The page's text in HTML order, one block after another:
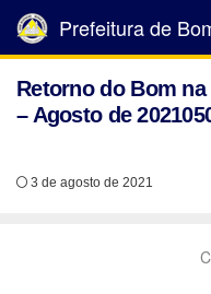
Prefeitura de
Retorno do Bom
– Agosto de
3 de agosto de 2021